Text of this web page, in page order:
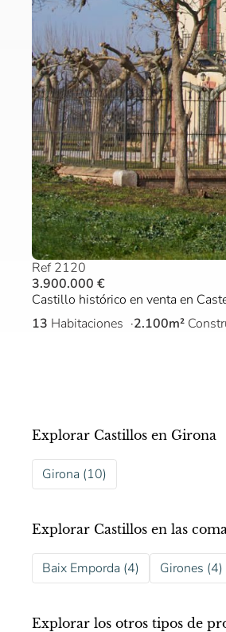
Ref 2120
3.900.000 €
Castillo histórico en venta en
13 Habitaciones 2.100m²
Explorar Castillos en Girona
Girona (10)
Explorar Castillos en las
Baix Emporda (4) Girones (4)
Explorar los otros tipos de